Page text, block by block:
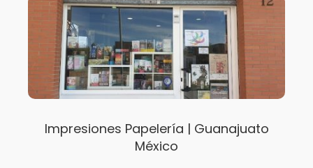
Impresiones Papelería | Guanajuato
México